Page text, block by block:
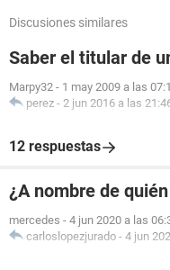
Discusiones similares
Saber el titular de
Marpy32 - 1 may 2009 a las
perez - 2 jun 2016 a las
12 respuestas
¿A nombre de
mercedes - 4 jun 2020 a las
carloslopezjurado - 4 jun